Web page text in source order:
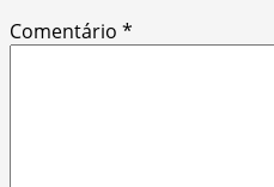
Comentário *